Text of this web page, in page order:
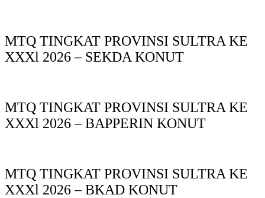
MTQ TINGKAT PROVINSI SULTRA KE
XXXl 2026 – SEKDA KONUT
MTQ TINGKAT PROVINSI SULTRA KE
XXXl 2026 – BAPPERIN KONUT
MTQ TINGKAT PROVINSI SULTRA KE
XXXl 2026 – BKAD KONUT